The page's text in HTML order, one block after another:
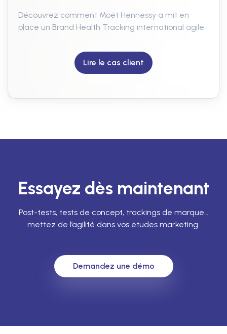
Découvrez comment Moët Hennessy a mit en
place un Brand Health Tracking international agile.
Lire le cas client
Essayez dès maintenant
Post-tests, tests de concept, trackings de marque…
mettez de l’agilité dans vos études marketing.
Demandez une démo